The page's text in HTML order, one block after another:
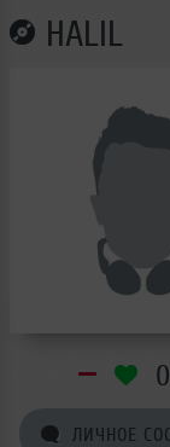
HALIL
0
ЛИЧНОЕ